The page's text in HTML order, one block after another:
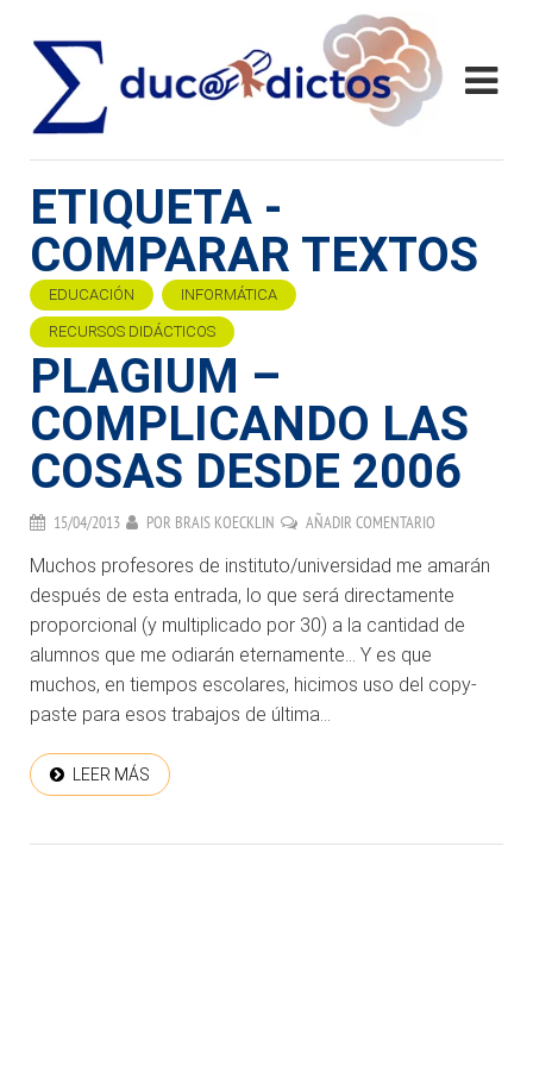
ETIQUETA -
COMPARAR TEXTOS
EDUCACIÓN INFORMÁTICA
RECURSOS DIDÁCTICOS
PLAGIUM –
COMPLICANDO LAS
COSAS DESDE 2006
15/04/2013 POR BRAIS KOECKLIN AÑADIR COMENTARIO
Muchos profesores de instituto/universidad me amarán
después de esta entrada, lo que será directamente
proporcional (y multiplicado por 30) a la cantidad de
alumnos que me odiarán eternamente… Y es que
muchos, en tiempos escolares, hicimos uso del copy-
paste para esos trabajos de última...
LEER MÁS